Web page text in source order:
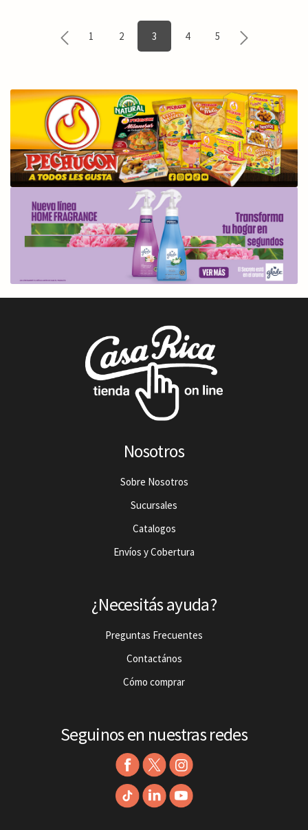
1 2 3 4 5
Nosotros
Sobre Nosotros
Sucursales
Catalogos
Envíos y Cobertura
¿Necesitás ayuda?
Preguntas Frecuentes
Contactános
Cómo comprar
Seguinos en nuestras redes